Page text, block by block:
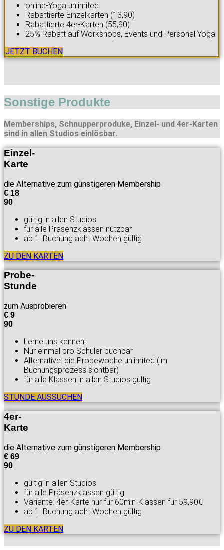
online-Yoga unlimited
Rabattierte Einzelkarten (13,90)
Rabattierte 4er-Karten (55,90)
25% Rabatt auf Workshops, Events und Personal Yoga
JETZT BUCHEN
Sonstige Produkte
Memberships, Schnupperproduke, Einzel- und 4er-Karten
sind in allen Studios einlösbar.
Einzel-
Karte
die Alternative zum günstigeren Membership
€ 18
90
gültig in allen Studios
für alle Präsenzklassen nutzbar
ab 1. Buchung acht Wochen gültig
ZU DEN KARTEN
Probe-
Stunde
zum Ausprobieren
€ 9
90
Lerne uns kennen!
Nur einmal pro Schüler buchbar
Alternative: die Probewoche unlimited (im
Buchungsprozess sichtbar)
für alle Klassen in allen Studios gültig
STUNDE AUSSUCHEN
4er-
Karte
die Alternative zum günstigeren Membership
€ 69
90
gültig in allen Studios
für alle Präsenzklassen gültig
Variante: 4er-Karte nur für 60min-Klassen für 59,90€
ab 1. Buchung acht Wochen gültig
ZU DEN KARTEN